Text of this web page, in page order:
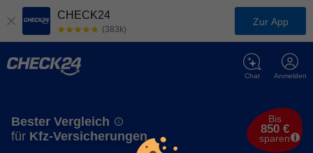
CHECK24
(383k)
Zur App
Anmelden
Chat
Bester Vergleich
für Kfz-Versicherungen
Bis
850 €
sparen